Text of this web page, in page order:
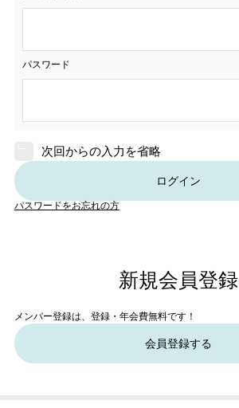
パスワード
次回からの入力を省略
ログイン
パスワードをお忘れの方
新規会員登録
メンバー登録は、登録・年会費無料です！
会員登録する